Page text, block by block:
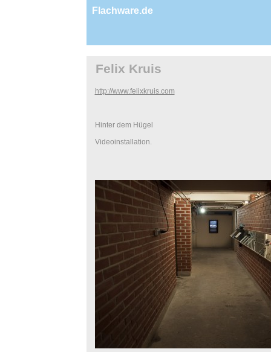
Flachware.de
Felix Kruis
http://www.felixkruis.com
Hinter dem Hügel
Videoinstallation.